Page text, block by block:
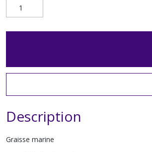
Description
Graisse marine